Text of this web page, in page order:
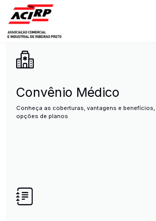
Pular para o conteúdo principal
ACIRP - Associação
Convênio Médico
Conheça as coberturas, vantagens e
opções de planos